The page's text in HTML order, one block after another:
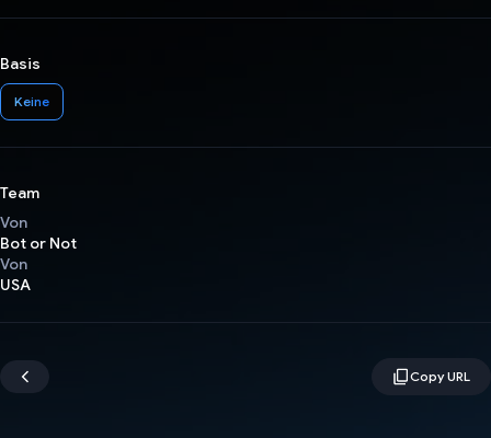
Basis
Keine
Team
Von
Bot or Not
Von
USA